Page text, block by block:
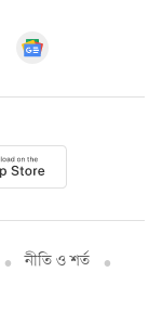
নীতি ও শর্ত